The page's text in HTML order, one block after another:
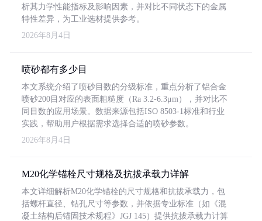
析其力学性能指标及影响因素，并对比不同状态下的金属
特性差异，为工业选材提供参考。
2026年8月4日
喷砂都有多少目
本文系统介绍了喷砂目数的分级标准，重点分析了铝合金
喷砂200目对应的表面粗糙度（Ra 3.2-6.3μm），并对比不
同目数的应用场景。数据来源包括ISO 8503-1标准和行业
实践，帮助用户根据需求选择合适的喷砂参数。
2026年8月4日
M20化学锚栓尺寸规格及抗拔承载力详解
本文详细解析M20化学锚栓的尺寸规格和抗拔承载力，包
括螺杆直径、钻孔尺寸等参数，并依据专业标准（如《混
凝土结构后锚固技术规程》JGJ 145）提供抗拔承载力计算